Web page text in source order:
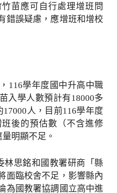
苗應可自行處理增班問
錯誤疑慮，應增班和增校
116學年度國中升高中職
入學人數預計有18000多
人，目前116學年度
後的預估數（不含進修
明顯不足。
林思銘和國教署研商「縣
面臨校舍不足，影響縣內
為國教署協調國立高中進